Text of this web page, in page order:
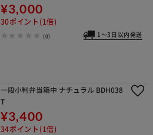
¥3,000
30ポイント(1倍)
(0) 1～3日以内発送
一段小判弁当箱中 ナチュラル BDH038
T
¥3,400
34ポイント(1倍)